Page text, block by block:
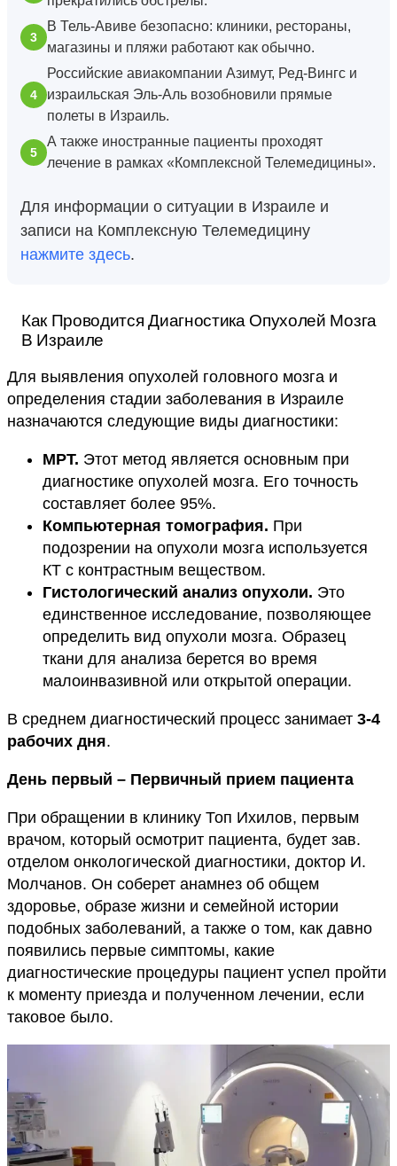
В Тель-Авиве безопасно: клиники, рестораны,
магазины и пляжи работают как обычно.
Российские авиакомпании Азимут, Ред-Вингс и
израильская Эль-Аль возобновили прямые
полеты в Израиль.
А также иностранные пациенты проходят
лечение в рамках «Комплексной Телемедицины».
Для информации о ситуации в Израиле и
записи на Комплексную Телемедицину
нажмите здесь.
Как Проводится Диагностика Опухолей Мозга
В Израиле
Для выявления опухолей головного мозга и
определения стадии заболевания в Израиле
назначаются следующие виды диагностики:
МРТ. Этот метод является основным при
диагностике опухолей мозга. Его точность
составляет более 95%.
Компьютерная томография. При
подозрении на опухоли мозга используется
КТ с контрастным веществом.
Гистологический анализ опухоли. Это
единственное исследование, позволяющее
определить вид опухоли мозга. Образец
ткани для анализа берется во время
малоинвазивной или открытой операции.
В среднем диагностический процесс занимает 3-4
рабочих дня.
День первый – Первичный прием пациента
При обращении в клинику Топ Ихилов, первым
врачом, который осмотрит пациента, будет зав.
отделом онкологической диагностики, доктор И.
Молчанов. Он соберет анамнез об общем
здоровье, образе жизни и семейной истории
подобных заболеваний, а также о том, как давно
появились первые симптомы, какие
диагностические процедуры пациент успел пройти
к моменту приезда и полученном лечении, если
таковое было.